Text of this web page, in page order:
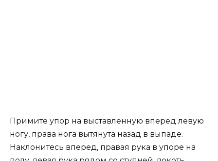
Примите упор на выставленную вперед левую
ногу, права нога вытянута назад в выпаде.
Наклонитесь вперед, правая рука в упоре на